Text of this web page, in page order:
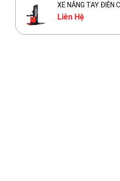
XE NÂNG TAY ĐIỆN
Liên Hệ